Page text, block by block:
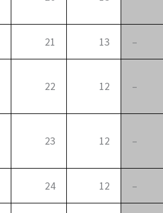
21 13 –
22 12 –
23 12 –
24 12 –